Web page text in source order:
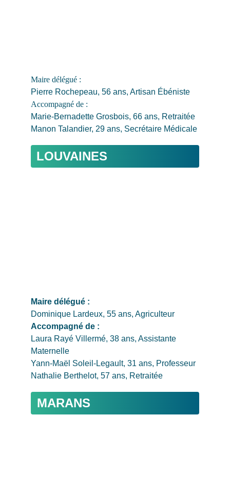
Maire délégué :
Pierre Rochepeau, 56 ans, Artisan Ébéniste
Accompagné de :
Marie-Bernadette Grosbois, 66 ans, Retraitée
Manon Talandier, 29 ans, Secrétaire Médicale
LOUVAINES
MARANS
Maire délégué :
Dominique Lardeux, 55 ans, Agriculteur
Accompagné de :
Laura Rayé Villermé, 38 ans, Assistante
Maternelle
Yann-Maël Soleil-Legault, 31 ans, Professeur
Nathalie Berthelot, 57 ans, Retraitée